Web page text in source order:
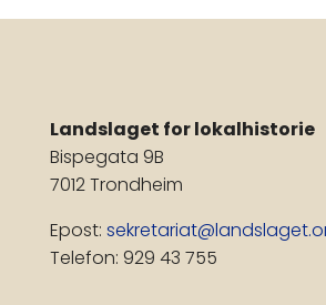
Landslaget for lokalhistorie
Bispegata 9B
7012 Trondheim
Epost:
Telefon: 929 43 755